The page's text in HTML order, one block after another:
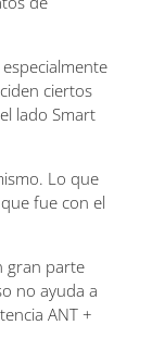
ciertos
lado Smart
Lo que
fue con el
gran parte
no ayuda a
ANT +